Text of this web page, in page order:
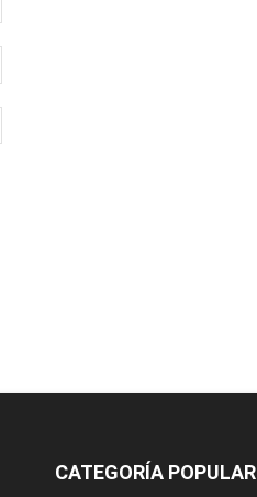
CATEGORÍA POPULAR